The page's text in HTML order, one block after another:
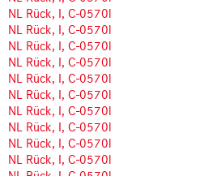
NL Rück, I, C-0570l
NL Rück, I, C-0570l
NL Rück, I, C-0570l
NL Rück, I, C-0570l
NL Rück, I, C-0570l
NL Rück, I, C-0570l
NL Rück, I, C-0570l
NL Rück, I, C-0570l
NL Rück, I, C-0570l
NL Rück, I, C-0570l